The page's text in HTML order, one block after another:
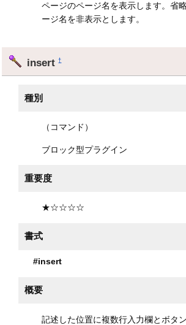
ページのページ名を表示します。省
ージ名を非表示とします。
insert†
種別
（コマンド）
ブロック型プラグイン
重要度
★☆☆☆☆
書式
#insert
概要
記述した位置に複数行入力欄とボタ